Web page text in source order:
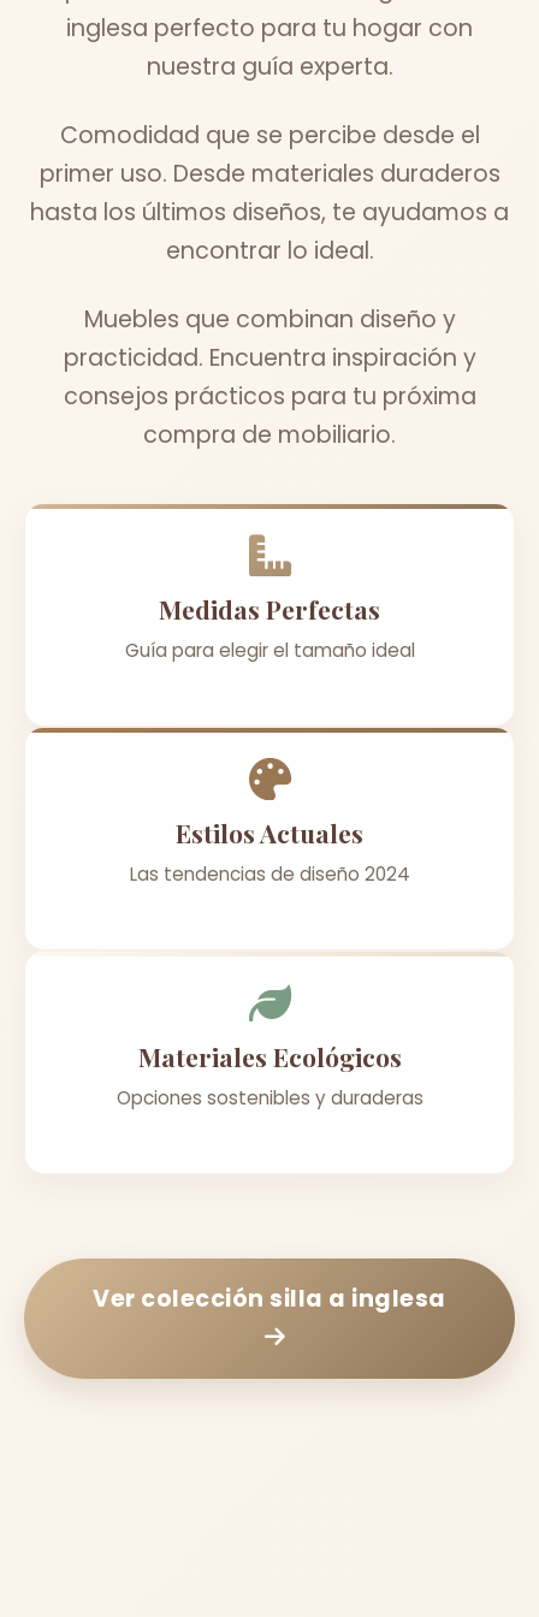
inglesa perfecto para tu hogar con
nuestra guía experta.
Comodidad que se percibe desde el
primer uso. Desde materiales duraderos
hasta los últimos diseños, te ayudamos a
encontrar lo ideal.
Muebles que combinan diseño y
practicidad. Encuentra inspiración y
consejos prácticos para tu próxima
compra de mobiliario.
Medidas Perfectas
Guía para elegir el tamaño ideal
Estilos Actuales
Las tendencias de diseño 2024
Materiales Ecológicos
Opciones sostenibles y duraderas
Ver colecciónsilla a inglesa